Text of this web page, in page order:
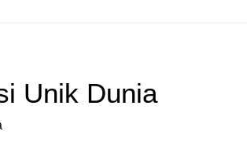
Unik Dunia